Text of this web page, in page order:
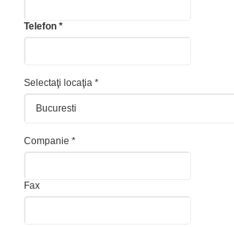
Telefon *
Selectaţi locaţia *
Companie *
Fax